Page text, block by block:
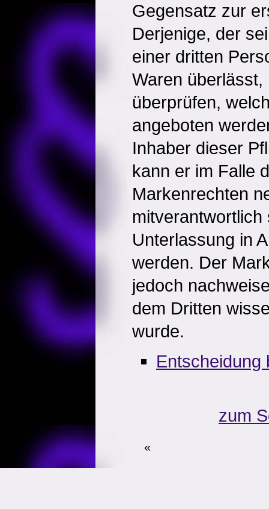
Gegensatz zur
Derjenige, der
einer dritten
Waren
überprüfen,
angeboten
Inhaber dieser
kann er im Falle
Markenrechten
mitverantwortlich
Unterlassung in
werden. Der
jedoch
dem Dritten
wurde.
Entscheidung
zum
«